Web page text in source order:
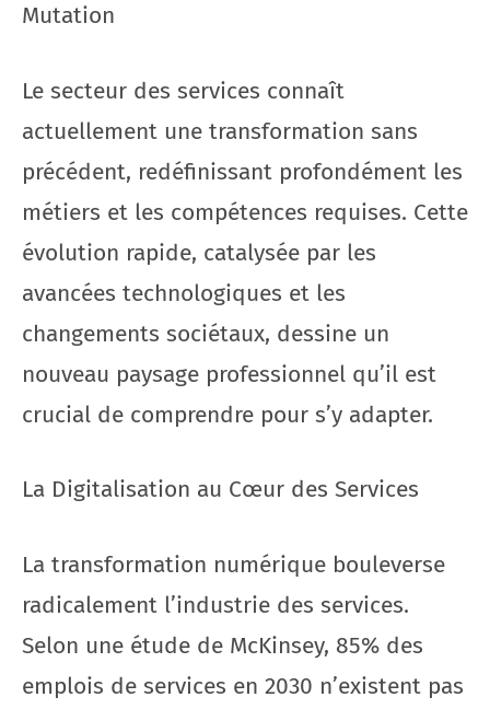
Mutation
Le secteur des services connaît
actuellement une transformation sans
précédent, redéfinissant profondément les
métiers et les compétences requises. Cette
évolution rapide, catalysée par les
avancées technologiques et les
changements sociétaux, dessine un
nouveau paysage professionnel qu’il est
crucial de comprendre pour s’y adapter.
La Digitalisation au Cœur des Services
La transformation numérique bouleverse
radicalement l’industrie des services.
Selon une étude de McKinsey, 85% des
emplois de services en 2030 n’existent pas